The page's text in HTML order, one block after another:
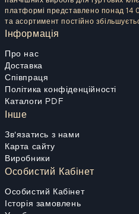
платформі представлено понад 14
та асортимент постійно
Інформація
Про нас
Доставка
Співпраця
Політика конфіденційності
Каталоги PDF
Інше
Зв'язатись з нами
Карта сайту
Виробники
Особистий Кабінет
Особистий Кабінет
Історія замовлень